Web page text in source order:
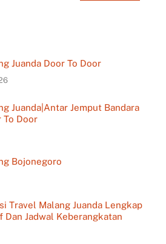
Juanda Door To Door
Juanda|Antar Jemput Bandara
To Door
Bojonegoro
Travel Malang Juanda Lengkap
Dan Jadwal Keberangkatan